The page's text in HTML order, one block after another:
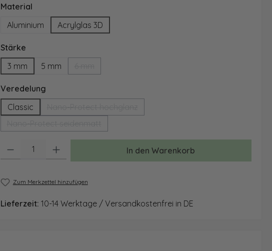
Materialauswählen
Aluminium
Acrylglas 3D
Stärkeauswählen
3 mm
5 mm
Veredelungauswählen
Classic
(Diese Option ist zurzeit nicht verfügbar.)
Produkt Anzahl: Gib den gewünschten Wert ein oder benutze die Schaltflächen
In den Warenkorb
Zum Merkzettel hinzufügen
Lieferzeit: 10-14 Werktage / Versandkostenfrei in DE